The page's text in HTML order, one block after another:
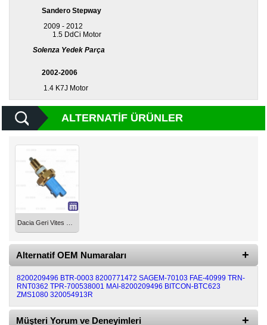
Sandero Stepway
2009 - 2012
1.5 DdCi Motor
Solenza Yedek Parça
2002-2006
1.4 K7J Motor
ALTERNATIF ÜRÜNLER
Alternatif OEM Numaraları
8200209496 BTR-0003 8200771472 SAGEM-70103 FAE-40999 TRN-
RNT0362 TPR-700538001 MAI-8200209496 BITCON-BTC623
ZMS1080 320054913R
Müşteri Yorum ve Deneyimleri